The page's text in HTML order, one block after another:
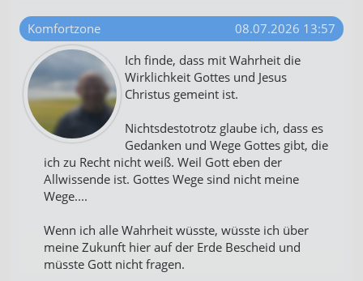
Komfortzone
08.07.2026 13:57
Ich finde, dass mit Wahrheit die
Wirklichkeit Gottes und Jesus
Christus gemeint ist.
Nichtsdestotrotz glaube ich, dass es
Gedanken und Wege Gottes gibt, die
ich zu Recht nicht weiß. Weil Gott eben der
Allwissende ist. Gottes Wege sind nicht meine
Wege....
Wenn ich alle Wahrheit wüsste, wüsste ich über
meine Zukunft hier auf der Erde Bescheid und
müsste Gott nicht fragen.